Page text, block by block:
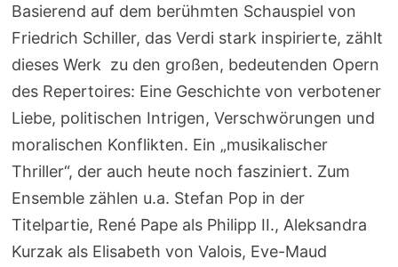
Basierend auf dem berühmten Schauspiel von
Friedrich Schiller, das Verdi stark inspirierte, zählt
dieses Werk zu den großen, bedeutenden Opern
des Repertoires: Eine Geschichte von verbotener
Liebe, politischen Intrigen, Verschwörungen und
moralischen Konflikten. Ein „musikalischer
Thriller“, der auch heute noch fasziniert. Zum
Ensemble zählen u.a. Stefan Pop in der
Titelpartie, René Pape als Philipp II., Aleksandra
Kurzak als Elisabeth von Valois, Eve-Maud